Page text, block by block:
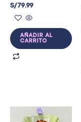
S/79.99
AÑADIR AL
CARRITO